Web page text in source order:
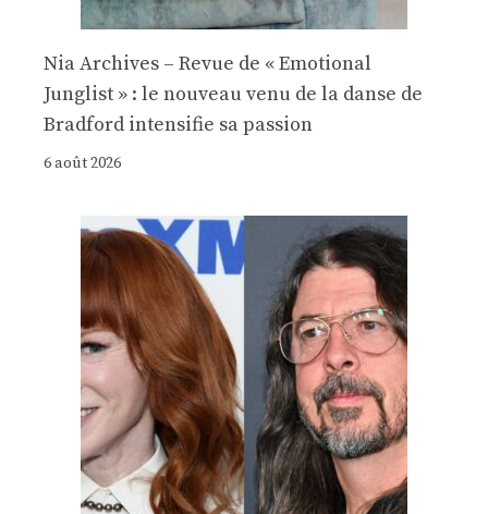
Nia Archives – Revue de « Emotional
Junglist » : le nouveau venu de la danse de
Bradford intensifie sa passion
6 août 2026